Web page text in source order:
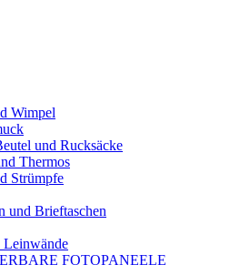
Wimpel
und Rucksäcke
Thermos
Strümpfe
und Brieftaschen
FOTOPANEELE